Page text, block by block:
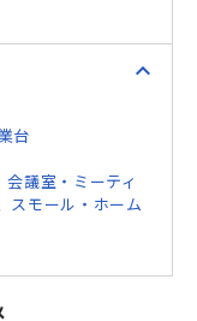
expand_less
台
会議室・ミーティ
スモール・ホーム